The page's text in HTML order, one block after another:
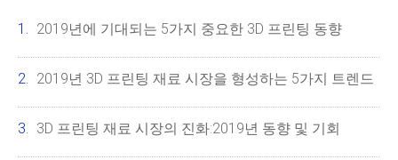
2019년에 기대되는 5가지 중요한 3D 프린팅 동향
2019년 3D 프린팅 재료 시장을 형성하는 5가지 트렌드
3D 프린팅 재료 시장의 진화:2019년 동향 및 기회